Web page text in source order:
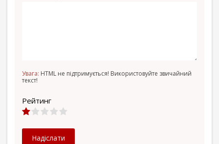
Увага: HTML не підтримується! Використовуйте звичайний
текст!
Рейтинг
Надіслати